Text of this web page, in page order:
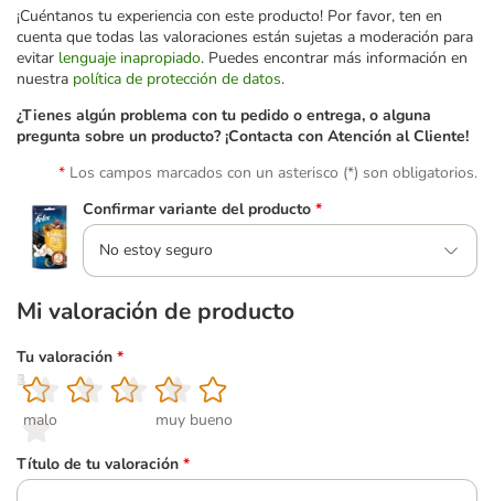
¡Cuéntanos tu experiencia con este producto! Por favor, ten en
cuenta que todas las valoraciones están sujetas a moderación para
evitar lenguaje inapropiado. Puedes encontrar más información en
nuestra política de protección de datos.
¿Tienes algún problema con tu pedido o entrega, o alguna
pregunta sobre un producto? ¡Contacta con Atención al Cliente!
Los campos marcados con un asterisco (*) son obligatorios.
Confirmar variante del producto *
No estoy seguro
Mi valoración de producto
Tu valoración *
1
malo
2
3
4
5
muy bueno
Título de tu valoración *